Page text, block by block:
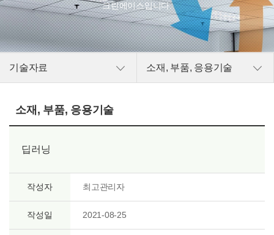
크린에이스입니다.
기술자료 소재, 부품, 응용기술
소재, 부품, 응용기술
딥러닝
작성자 최고관리자
작성일 2021-08-25